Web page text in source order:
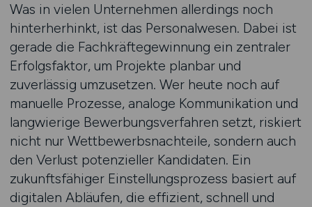
Was in vielen Unternehmen allerdings noch
hinterherhinkt, ist das Personalwesen. Dabei ist
gerade die Fachkräftegewinnung ein zentraler
Erfolgsfaktor, um Projekte planbar und
zuverlässig umzusetzen. Wer heute noch auf
manuelle Prozesse, analoge Kommunikation und
langwierige Bewerbungsverfahren setzt, riskiert
nicht nur Wettbewerbsnachteile, sondern auch
den Verlust potenzieller Kandidaten. Ein
zukunftsfähiger Einstellungsprozess basiert auf
digitalen Abläufen, die effizient, schnell und